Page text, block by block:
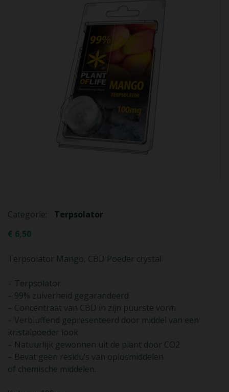
Categorie:
Terpsolator
€ 6,50
Terpsolator Mango, CBD Poeder crystal
– Terpsolator
– 99% zuiverheid gegarandeerd
– Concentraat van CBD in zijn puurste vorm
– Verbluffend gepresenteerd door middel van een
kristalpoeder look
– Natuurlijk gewonnen uit de plant door CO2
– Bevat geen residu’s van oplosmiddelen
of chemische middelen.